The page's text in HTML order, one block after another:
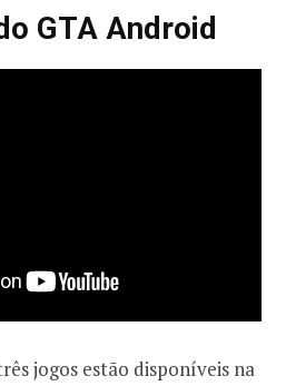
GTA Android
jogos estão disponíveis na